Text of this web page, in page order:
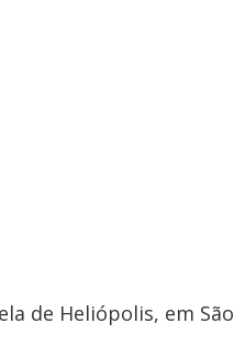
de Heliópolis, em São